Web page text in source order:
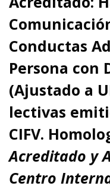
Conductas
Persona con
(Ajustado a
lectivas
CIFV.
Acreditado y
Centro